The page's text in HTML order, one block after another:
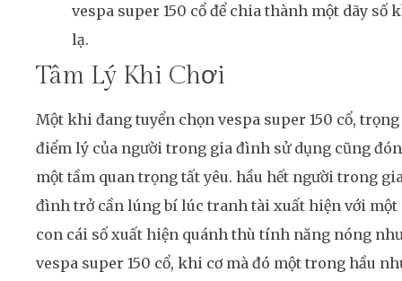
vespa super 150 cổ để chia thành một dãy số
lạ.
Tâm Lý Khi Chơi
Một khi đang tuyển chọn vespa super 150 cổ, trọng
điểm lý của người trong gia đình sử dụng cũng
một tầm quan trọng tất yêu. hầu hết người trong
đình trở cần lúng bí lúc tranh tài xuất hiện với một
con cái số xuất hiện quánh thù tính năng nóng
vespa super 150 cổ, khi cơ mà đó một trong hầu